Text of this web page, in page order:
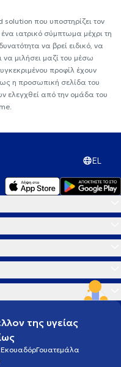
που υποστηρίζει τον
ιατρικό σύμπτωμα μέχρι τη
να βρεί ειδικό, να
μιλήσει μαζί του μέσω
προφίλ έχουν
η προσωπική σελίδα του
ελεγχθεί από την ομάδα του
EL
της υγείας
ΕκουαδόρΓουατεμάλα